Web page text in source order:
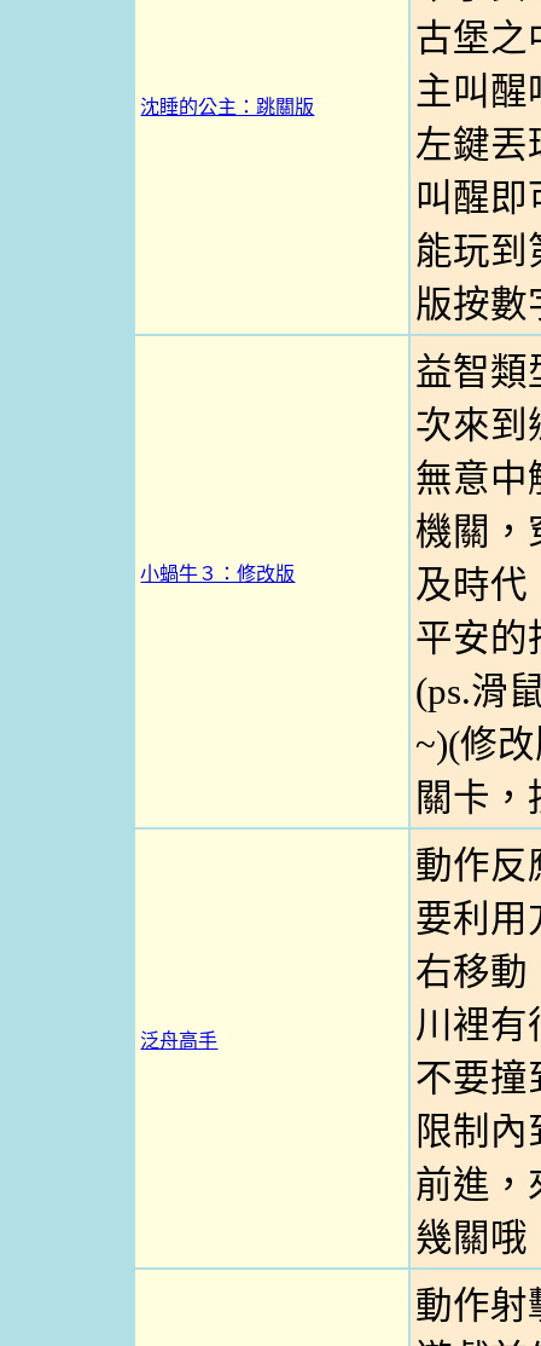
沈睡的公主：跳關版
古堡之
主叫醒
左鍵丟
叫醒即
能玩到
版按數
小蝸牛３：修改版
益智類
次來到
無意中
機關，
及時代
平安的
(ps.滑
~)(修
關卡，
泛舟高手
動作反
要利用
右移動
川裡有
不要撞
限制
前進，
幾關哦
動作射